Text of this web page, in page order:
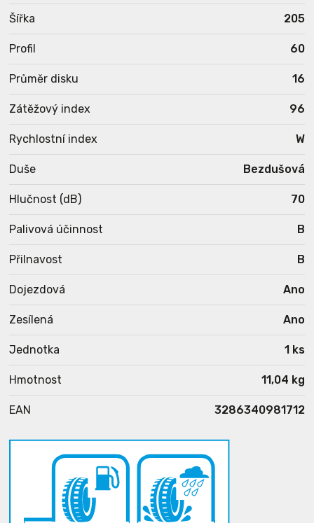
Šířka 205
Profil 60
Průměr disku 16
Zátěžový index 96
Rychlostní index W
Duše Bezdušová
Hlučnost (dB) 70
Palivová účinnost B
Přilnavost B
Dojezdová Ano
Zesílená Ano
Jednotka 1 ks
Hmotnost 11,04 kg
EAN 3286340981712